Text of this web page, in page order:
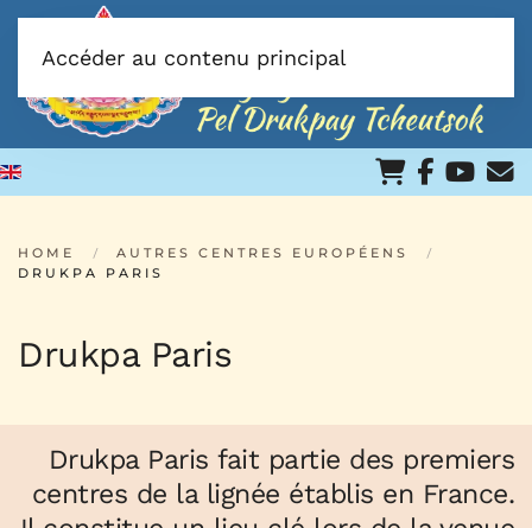
Accéder au contenu principal
HOME
AUTRES CENTRES EUROPÉENS
DRUKPA PARIS
Drukpa Paris
Drukpa Paris fait partie des premiers
centres de la lignée établis en France.